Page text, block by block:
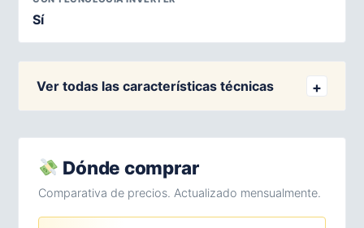
Sí
Ver todas las características técnicas
Dónde comprar
Comparativa de precios. Actualizado mensualmente.